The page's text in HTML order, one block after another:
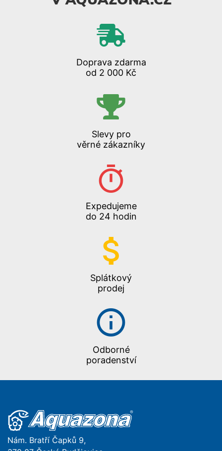
Doprava zdarma
od 2 000 Kč
Slevy pro
věrné zákazníky
Expedujeme
do 24 hodin
Splátkový
prodej
Odborné
poradenství
Nám. Bratří Čapků 9,